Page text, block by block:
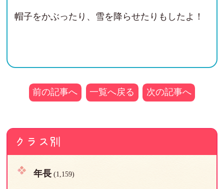
帽子をかぶったり、雪を降らせたりもしたよ！
前の記事へ 一覧へ戻る 次の記事へ
クラス別
年長(1,159)